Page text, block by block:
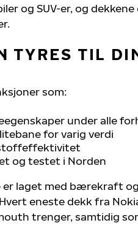
og SUV-er, og dekkene
TYRES TIL
som:
under alle
for varig verdi
og testet i Norden
er laget med bærekraft og
eneste dekk fra
trenger, samtidig